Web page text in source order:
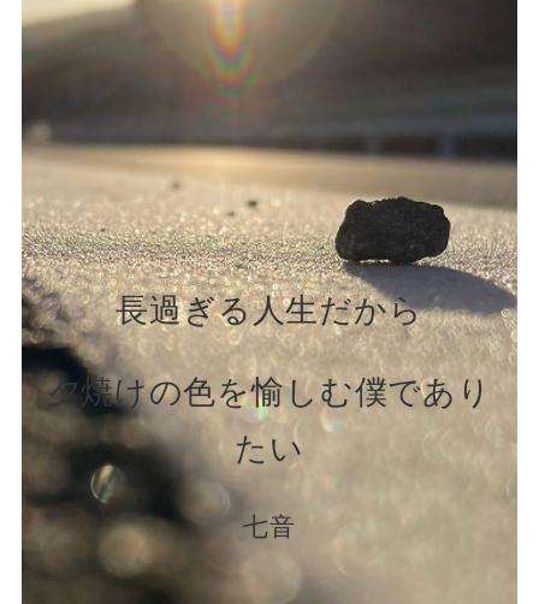
長過ぎる人生だから
夕焼けの色を愉しむ僕であり
たい
七音